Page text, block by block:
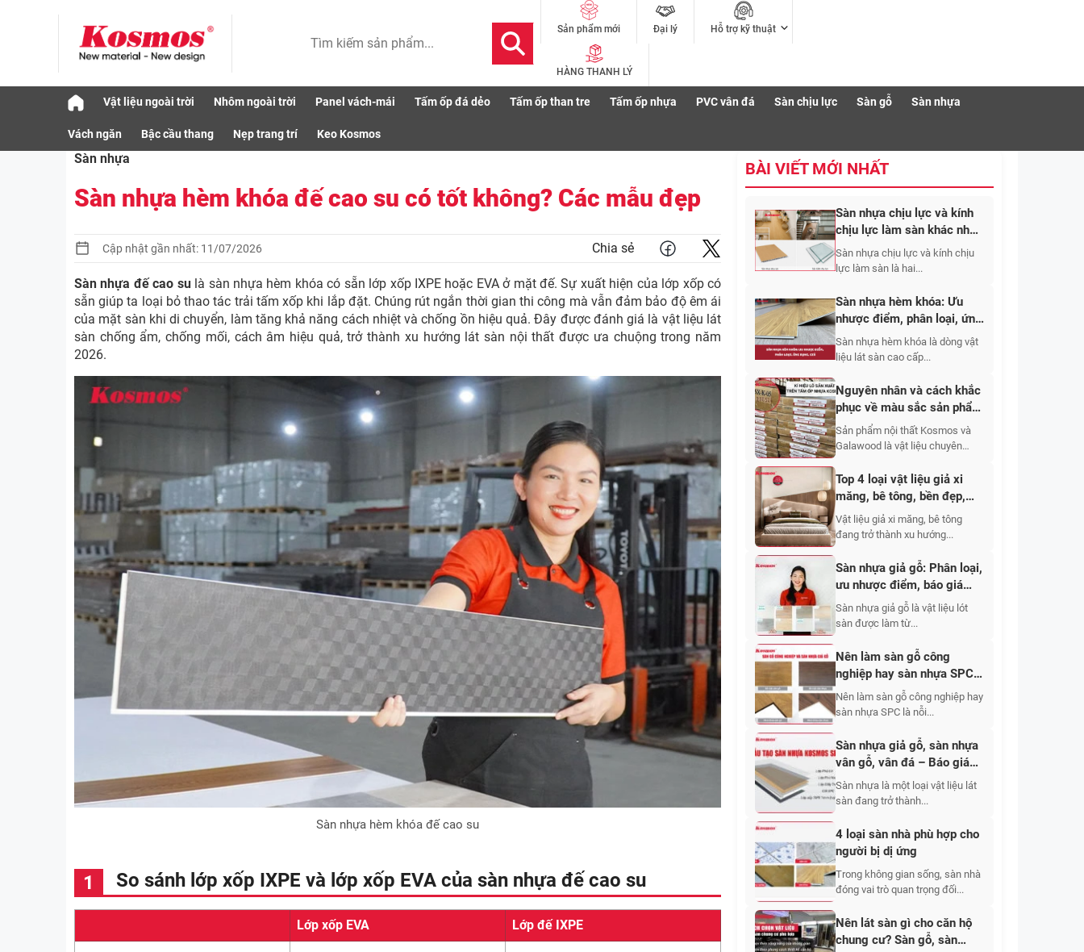
Sản phẩm mới Đại lý Hỗ trợ kỹ thuật
HÀNG THANH LÝ
Vật liệu ngoài trời Nhôm ngoài trời Panel vách-mái Tấm ốp đá dẻo Tấm ốp than tre Tấm ốp nhựa PVC vân đá Sàn chịu lực Sàn gỗ Sàn nhựa
Vách ngăn Bậc cầu thang Nẹp trang trí Keo Kosmos
Sàn nhựa
Sàn nhựa hèm khóa đế cao su có tốt không? Các mẫu đẹp
Cập nhật gần nhất: 11/07/2026 Chia sẻ
Sàn nhựa đế cao sulà sàn nhựa hèm khóa có sẵn lớp xốp IXPE hoặc EVA ở mặt đế. Sự xuất hiện của lớp xốp có
sẵn giúp ta loại bỏ thao tác trải tấm xốp khi lắp đặt. Chúng rút ngắn thời gian thi công mà vẫn đảm bảo độ êm ái
của mặt sàn khi di chuyển, làm tăng khả năng cách nhiệt và chống ồn hiệu quả. Đây được đánh giá là vật liệu lát
sàn chống ẩm, chống mối, cách âm hiệu quả, trở thành xu hướng lát sàn nội thất được ưa chuộng trong năm
2026.
Sàn nhựa hèm khóa đế cao su
So sánh lớp xốp IXPE và lớp xốp EVA của sàn nhựa đế cao su
Lớp xốp EVA Lớp đế IXPE
BÀI VIẾT MỚI NHẤT
Sàn nhựa chịu lực và kính
chịu lực làm sàn khác nhau
thế nào? Nên chọn loại
nào?
Sàn nhựa chịu lực và kính chịu
lực làm sàn là hai...
Sàn nhựa hèm khóa: Ưu
nhược điểm, phân loại, ứng
dụng, giá 2026
Sàn nhựa hèm khóa là dòng vật
liệu lát sàn cao cấp...
Nguyên nhân và cách khắc
phục về màu sắc sản phẩm
nội thất Kosmos và
Galawood
Sản phẩm nội thất Kosmos và
Galawood là vật liệu chuyên
Top 4 loại vật liệu giả xi
măng, bê tông, bền đẹp,
nhẹ, giá tốt
Vật liệu giả xi măng, bê tông
đang trở thành xu hướng...
Sàn nhựa giả gỗ: Phân loại,
ưu nhược điểm, báo giá
2026
Sàn nhựa giả gỗ là vật liệu lót
sàn được làm từ...
Nên làm sàn gỗ công
nghiệp hay sàn nhựa SPC?
Ưu nhược điểm từng loại
Nên làm sàn gỗ công nghiệp hay
sàn nhựa SPC là nỗi...
Sàn nhựa giả gỗ, sàn nhựa
vân gỗ, vân đá – Báo giá
mới nhất
Sàn nhựa là một loại vật liệu lát
sàn đang trở thành...
4 loại sàn nhà phù hợp cho
người bị dị ứng
Trong không gian sống, sàn nhà
đóng vai trò quan trọng đối...
Nên lát sàn gì cho căn hộ
chung cư? Sàn gỗ, sàn